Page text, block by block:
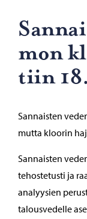
mon
tiin
Sannaisten
mutta kloorin
Sannaisten
tehostetusti ja
analyysien
talousvedelle